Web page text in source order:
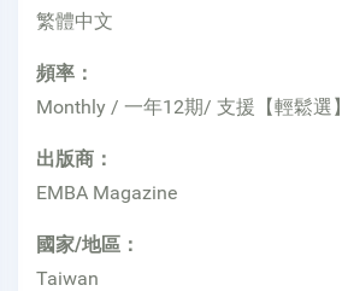
繁體中文
頻率：
Monthly / 一年12期/ 支援【輕鬆選】
出版商：
EMBA Magazine
國家/地區：
Taiwan